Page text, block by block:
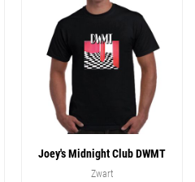
Joey's Midnight Club DWMT
Zwart